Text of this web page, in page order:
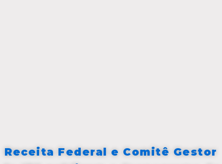
Receita Federal e Comitê Gestor